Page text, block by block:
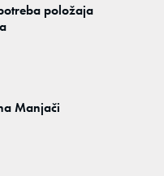
položaja
Manjači